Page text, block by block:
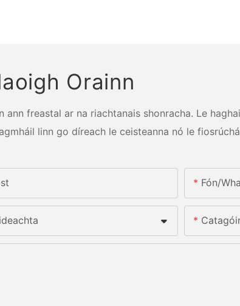
Orainn
freastal ar na riachtanais shonracha. Le
linn go díreach le ceisteanna nó le
Fón/